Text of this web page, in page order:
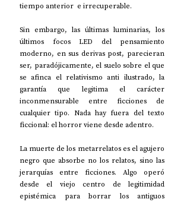
tiempo anterior  e irrecuperable.
Sin embargo, las últimas luminarias, los
últimos focos LED del pensamiento
moderno, en sus derivas post, parecieran
ser, paradójicamente, el suelo sobre el que
se afinca el relativismo anti ilustrado, la
garantía que legitima el carácter
inconmensurable entre ficciones de
cualquier tipo. Nada hay fuera del texto
ficcional: el horror viene desde adentro.
La muerte de los metarrelatos es el agujero
negro que absorbe no los relatos, sino las
jerarquías entre ficciones. Algo operó
desde el viejo centro de legitimidad
epistémica para borrar los antiguos